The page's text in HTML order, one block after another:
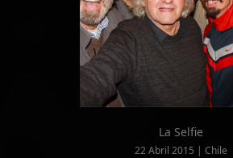
La Selfie
22 Abril 2015 | Chile